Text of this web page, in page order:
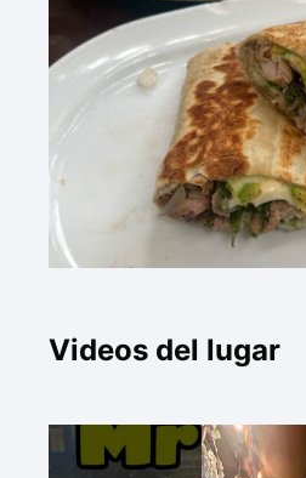
Videos del lugar